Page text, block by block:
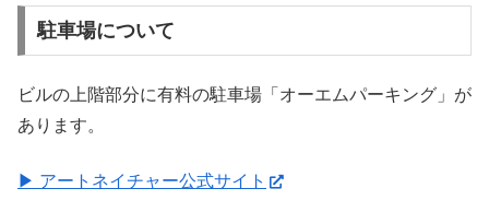
駐車場について
ビルの上階部分に有料の駐車場「オーエムパーキング」が
あります。
▶ アートネイチャー公式サイト